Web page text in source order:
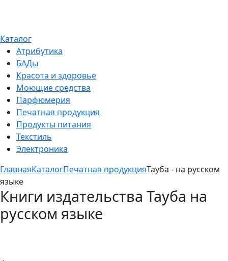
Каталог
Атрибутика
БАДы
Красота и здоровье
Моющие средства
Парфюмерия
Печатная продукция
Продукты питания
Текстиль
Электроника
ГлавнаяКаталогПечатная продукцияТауба - на русском
языке
Книги издательства Тауба на
русском языке